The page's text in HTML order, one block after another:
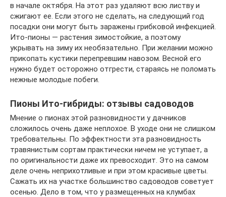
в начале октября. На этот раз удаляют всю листву и
сжигают ее. Если этого не сделать, на следующий год
посадки они могут быть заражены грибковой инфекцией.
Ито-пионы — растения зимостойкие, а поэтому
укрывать на зиму их необязательно. При желании можно
прикопать кустики перепревшим навозом. Весной его
нужно будет осторожно отгрести, стараясь не поломать
нежные молодые побеги.
Пионы Ито-гибриды: отзывы садоводов
Мнение о пионах этой разновидности у дачников
сложилось очень даже неплохое. В уходе они не слишком
требовательны. По эффектности эта разновидность
травянистым сортам практически ничем не уступает, а
по оригинальности даже их превосходит. Это на самом
деле очень неприхотливые и при этом красивые цветы.
Сажать их на участке большинство садоводов советует
осенью. Дело в том, что у размещенных на клумбах